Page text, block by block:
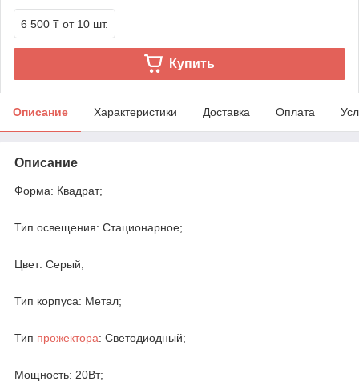
6 500 ₸ от 10 шт.
Купить
Описание Характеристики Доставка Оплата
Описание
Форма: Квадрат;
Тип освещения: Стационарное;
Цвет: Серый;
Тип корпуса: Метал;
Тип прожектора: Светодиодный;
Мощность: 20Вт;